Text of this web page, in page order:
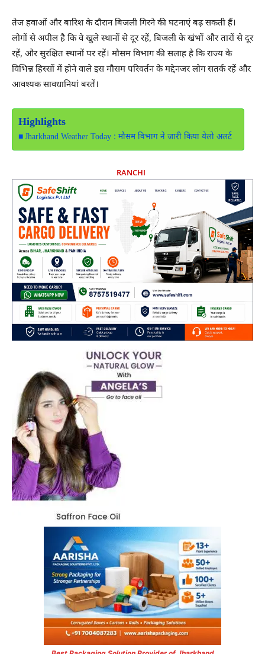
तेज हवाओं और बारिश के दौरान बिजली गिरने की घटनाएं बढ़ सकती हैं।
लोगों से अपील है कि वे खुले स्थानों से दूर रहें, बिजली के खंभों और तारों से दूर
रहें, और सुरक्षित स्थानों पर रहें। मौसम विभाग की सलाह है कि राज्य के
विभिन्न हिस्सों में होने वाले इस मौसम परिवर्तन के मद्देनजर लोग सतर्क रहें और
आवश्यक सावधानियां बरतें।
Highlights
Jharkhand Weather Today : मौसम विभाग ने जारी किया येलो अलर्ट
RANCHI